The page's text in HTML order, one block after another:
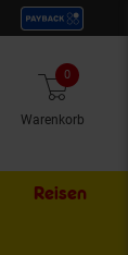
Warenkorb
0 Artikel
Externer
Reisen